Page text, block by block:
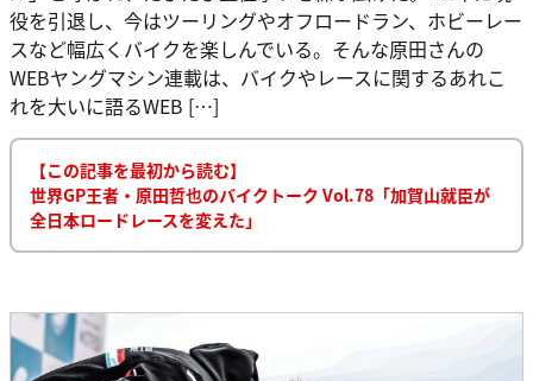
役を引退し、今はツーリングやオフロードラン、ホビーレー
スなど幅広くバイクを楽しんでいる。そんな原田さんの
WEBヤングマシン連載は、バイクやレースに関するあれこ
れを大いに語るWEB […]
【この記事を最初から読む】
世界GP王者・原田哲也のバイクトーク Vol.78「加賀山就臣が
全日本ロードレースを変えた」